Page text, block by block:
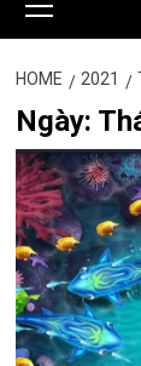
Menu
HOME 2021
Ngày: